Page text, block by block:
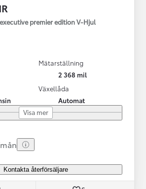
premier edition V-Hjul
Mätarställning
2 368 mil
Växellåda
Automat
Visa mer
Kontakta återförsäljare